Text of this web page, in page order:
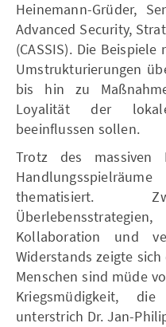
Heinemann-Grüder,
Advanced Security,
(CASSIS). Die
Umstrukturierungen
bis hin zu
Loyalität der
beeinflussen sollen.
Trotz des massiven
thematisiert.
Kollaboration und
Widerstands zeigte
Menschen sind müde
Kriegsmüdigkeit,
unterstrich Dr. Jan-